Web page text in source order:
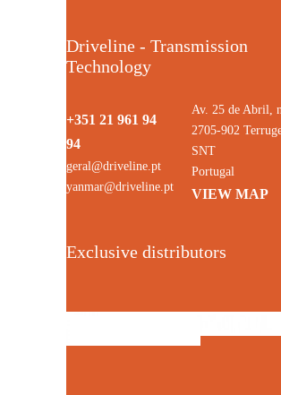
Driveline - Transmission
Technology
+351 21 961 94
94
geral@driveline.pt
yanmar@driveline.pt
Av. 25 de Abril,
2705-902
SNT
Portugal
VIEW MAP
Exclusive distributors